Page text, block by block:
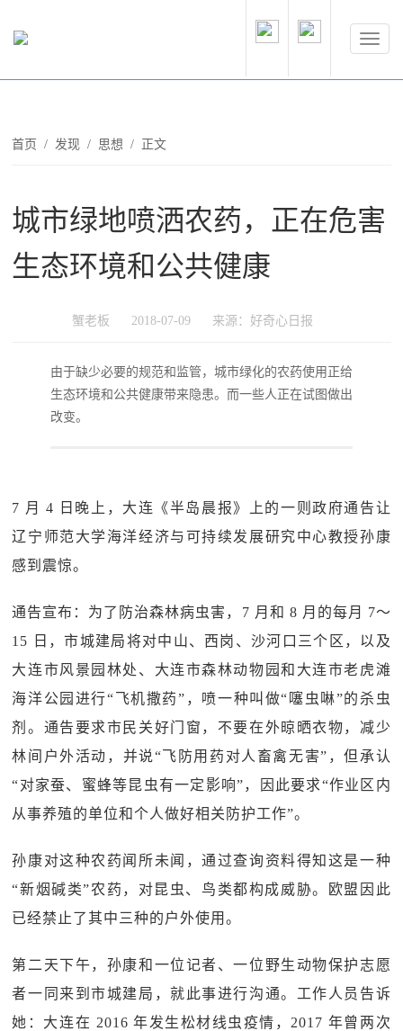
首页 /发现 / 思想 / 正文
城市绿地喷洒农药，正在危害
生态环境和公共健康
蟹老板 2018-07-09 来源：好奇心日报
由于缺少必要的规范和监管，城市绿化的农药使用正给
生态环境和公共健康带来隐患。而一些人正在试图做出
改变。
7 月 4 日晚上，大连《半岛晨报》上的一则政府通告让
辽宁师范大学海洋经济与可持续发展研究中心教授孙康
感到震惊。
通告宣布：为了防治森林病虫害，7 月和 8 月的每月 7～
15 日，市城建局将对中山、西岗、沙河口三个区，以及
大连市风景园林处、大连市森林动物园和大连市老虎滩
海洋公园进行“飞机撒药”，喷一种叫做“噻虫啉”的杀虫
剂。通告要求市民关好门窗，不要在外晾晒衣物，减少
林间户外活动，并说“飞防用药对人畜禽无害”，但承认
“对家蚕、蜜蜂等昆虫有一定影响”，因此要求“作业区内
从事养殖的单位和个人做好相关防护工作”。
孙康对这种农药闻所未闻，通过查询资料得知这是一种
“新烟碱类”农药，对昆虫、鸟类都构成威胁。欧盟因此
已经禁止了其中三种的户外使用。
第二天下午，孙康和一位记者、一位野生动物保护志愿
者一同来到市城建局，就此事进行沟通。工作人员告诉
她：大连在 2016 年发生松材线虫疫情，2017 年曾两次